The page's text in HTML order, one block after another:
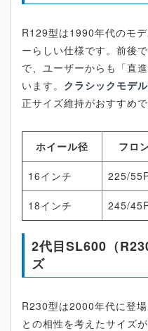
R129型は1990年代のモ
ーらしい仕様です。前後
で、ユーザーからも「直
います。 クラシックモデ
正サイズ維持がおすすめで
ホイール径 フロ
16インチ 225/
18インチ 245/
2代目SL600（
ズ
R230型は2000年代に登
との相性を考えたサイズ